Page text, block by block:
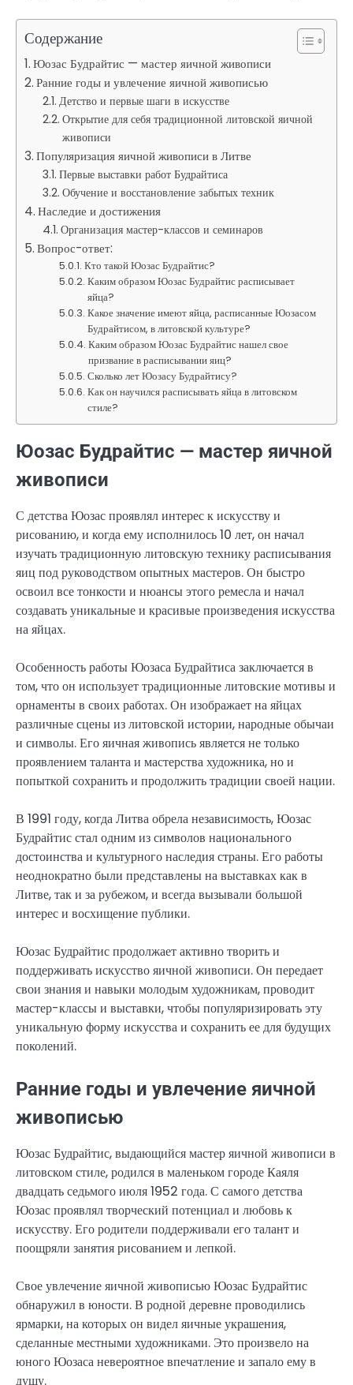
Содержание
Юозас Будрайтис — мастер яичной живописи
Ранние годы и увлечение яичной живописью
Детство и первые шаги в искусстве
Открытие для себя традиционной литовской яичной
живописи
Популяризация яичной живописи в Литве
Первые выставки работ Будрайтиса
Обучение и восстановление забытых техник
Наследие и достижения
Организация мастер-классов и семинаров
Вопрос-ответ:
Кто такой Юозас Будрайтис?
Каким образом Юозас Будрайтис расписывает
яйца?
Какое значение имеют яйца, расписанные Юозасом
Будрайтисом, в литовской культуре?
Каким образом Юозас Будрайтис нашел свое
призвание в расписывании яиц?
Сколько лет Юозасу Будрайтису?
Как он научился расписывать яйца в литовском
стиле?
Юозас Будрайтис — мастер яичной
живописи
С детства Юозас проявлял интерес к искусству и
рисованию, и когда ему исполнилось 10 лет, он начал
изучать традиционную литовскую технику расписывания
яиц под руководством опытных мастеров. Он быстро
освоил все тонкости и нюансы этого ремесла и начал
создавать уникальные и красивые произведения искусства
на яйцах.
Особенность работы Юозаса Будрайтиса заключается в
том, что он использует традиционные литовские мотивы и
орнаменты в своих работах. Он изображает на яйцах
различные сцены из литовской истории, народные обычаи
и символы. Его яичная живопись является не только
проявлением таланта и мастерства художника, но и
попыткой сохранить и продолжить традиции своей нации.
В 1991 году, когда Литва обрела независимость, Юозас
Будрайтис стал одним из символов национального
достоинства и культурного наследия страны. Его работы
неоднократно были представлены на выставках как в
Литве, так и за рубежом, и всегда вызывали большой
интерес и восхищение публики.
Юозас Будрайтис продолжает активно творить и
поддерживать искусство яичной живописи. Он передает
свои знания и навыки молодым художникам, проводит
мастер-классы и выставки, чтобы популяризировать эту
уникальную форму искусства и сохранить ее для будущих
поколений.
Ранние годы и увлечение яичной
живописью
Юозас Будрайтис, выдающийся мастер яичной живописи в
литовском стиле, родился в маленьком городе Каяля
двадцать седьмого июля 1952 года. С самого детства
Юозас проявлял творческий потенциал и любовь к
искусству. Его родители поддерживали его талант и
поощряли занятия рисованием и лепкой.
Свое увлечение яичной живописью Юозас Будрайтис
обнаружил в юности. В родной деревне проводились
ярмарки, на которых он видел яичные украшения,
сделанные местными художниками. Это произвело на
юного Юозаса невероятное впечатление и запало ему в
душу.